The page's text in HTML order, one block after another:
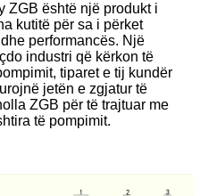
ZGB është një produkt i
kutitë për sa i përket
performancës. Një
industri që kërkon të
tiparet e tij kundër
jetën e zgjatur të
ZGB për të trajtuar me
të pompimit.